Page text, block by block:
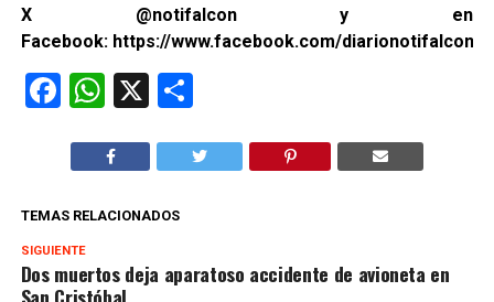
X @notifalcony en
Facebook: https://www.facebook.com/diarionotifalcon2/
Facebook
WhatsApp
X Compartir
TEMAS RELACIONADOS
SIGUIENTE
Dos muertos deja aparatoso accidente de avioneta en
San Cristóbal